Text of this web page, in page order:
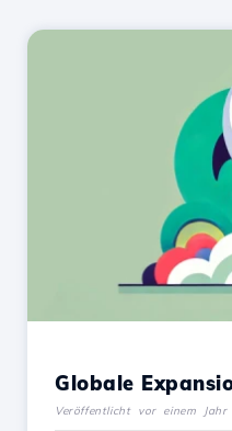
Globale
Veröffentlicht vor einem Jahr